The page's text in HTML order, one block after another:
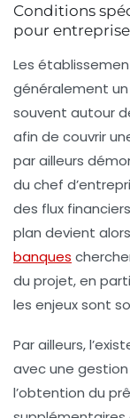
Conditions
pour
Les
généralement
souvent autour
afin de couvrir
par ailleurs
du chef
des flux
plan devient
banques
du projet, en
les enjeux sont
Par ailleurs,
avec une
l’obtention du